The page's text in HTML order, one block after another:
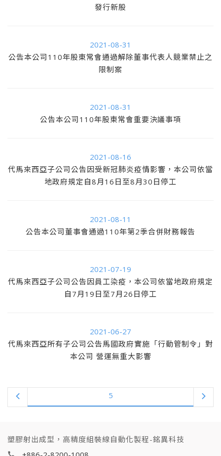
發行新股
2021-08-31
公告本公司110年股東常會通過解除董事代表人競業禁止之
限制案
2021-08-31
公告本公司110年股東常會重要決議事項
2021-08-16
代馬來西亞子公司公告因受新冠肺炎疫情影響，本公司依當
地政府規定自8月16日至8月30日停工
2021-08-11
公告本公司董事會通過110年第2季合併財務報告
2021-07-19
代馬來西亞子公司公告因員工染疫，本公司依當地政府規定
自7月19日至7月26日停工
2021-06-27
代馬來西亞所有子公司公告馬國政府實施「行動管制令」對
本公司 營運無重大影響
5
塑膠射出成型，高精度組裝線自動化製程-銘異科技